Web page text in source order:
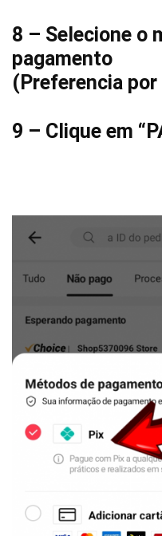
8 – Selecione o
pagamento
(Preferencia por
9 – Clique em